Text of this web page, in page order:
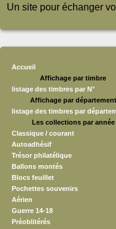
Un site pour échanger
Accueil
Affichage par timbre
listage des timbres par N°
Affichage par département
listage des timbres par
Les collections par année
Classique / courant
Autoadhésif
Trésor philatélique
Ballons montés
Blocs feuillet
Pochettes souvenirs
Aérien
Guerre 14-18
Préoblitérés